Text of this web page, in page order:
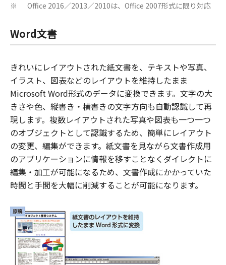
※ Office 2016／2013／2010は、Office 2007形式に限り対応
Word文書
きれいにレイアウトされた紙文書を、テキストや写真、
イラスト、図表などのレイアウトを維持したまま
Microsoft Word形式のデータに変換できます。文字の大
きさや色、縦書き・横書きの文字方向も自動認識して再
現します。複数レイアウトされた写真や図表も一つ一つ
のオブジェクトとして認識するため、簡単にレイアウト
の変更、編集ができます。紙文書を見ながら文書作成用
のアプリケーションに情報を移すことなくダイレクトに
編集・加工が可能になるため、文書作成にかかっていた
時間と手間を大幅に削減することが可能になります。